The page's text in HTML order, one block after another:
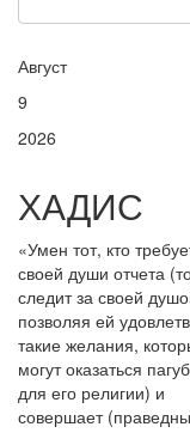
Август
9
2026
ХАДИС
«Умен тот, кто
своей души отчета
следит за своей
позволяя ей
такие желания,
могут оказаться
для его религии) и
совершает